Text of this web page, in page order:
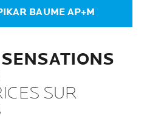
BAUME AP+M
SUR